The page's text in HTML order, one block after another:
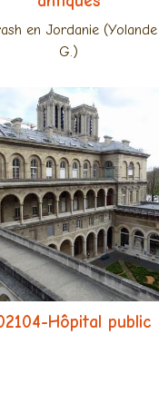
en Jordanie (Yolande
G.)
Hôpital public